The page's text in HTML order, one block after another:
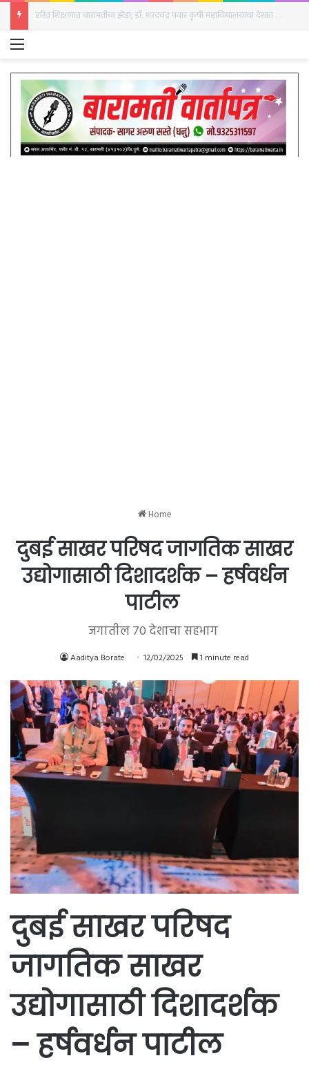
बारामतीत रविवारी क्रांती दिनानिमित्त हुतात्मा स्तंभाला अभिवादन
Menu
Home
दुबई साखर परिषद जागतिक साखर
उद्योगासाठी दिशादर्शक – हर्षवर्धन
पाटील
जगातील 70 देशाचा सहभाग
Aaditya Borate 12/02/2025 1 minute read
दुबई साखर परिषद
जागतिक साखर
उद्योगासाठी दिशादर्शक
– हर्षवर्धन पाटील